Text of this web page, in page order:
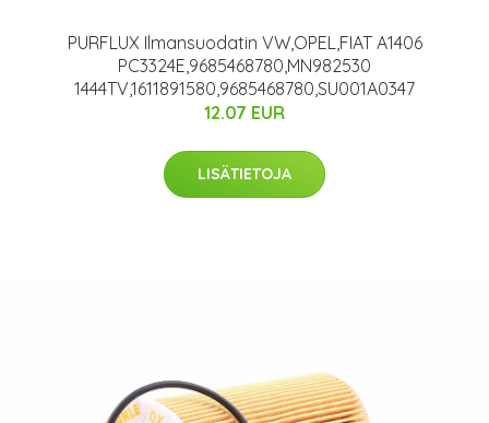
PURFLUX Ilmansuodatin VW,OPEL,FIAT A1406
PC3324E,9685468780,MN982530
1444TV,1611891580,9685468780,SU001A0347
12.07 EUR
LISÄTIETOJA